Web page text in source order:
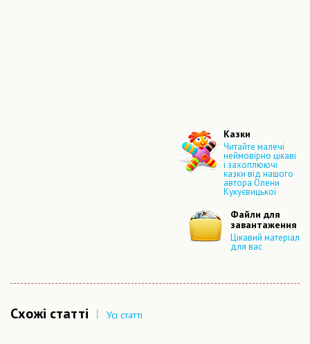
Казки
Читайте малечі
неймовірно цікаві
і захоплюючі
казки від нашого
автора Олени
Кукуєвицької
Файли для
завантаження
Цікавий матеріал
для вас
Схожі статті | Усі статті